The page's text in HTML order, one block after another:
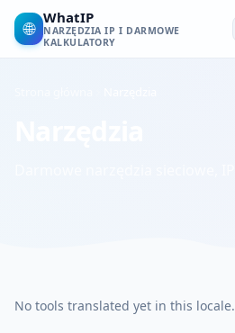
🌐
WhatIP
NARZĘDZIA IP I DARMOWE
KALKULATORY
No tools translated yet in this locale.